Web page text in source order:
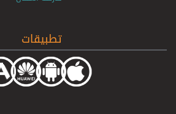
تطبيقات